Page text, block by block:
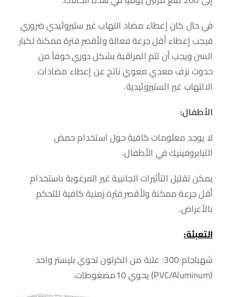
في حال كان إعطاء مضاد التهاب غير ستيروئيدي ضروري
فيجب إعطاء أقل جرعة فعالة ولأقصر فترة ممكنة لكبار
السن ويجب أن تتم المراقبة بشكل دوري خوفاً من
حدوث نزف معدي معوي ناتج عن إعطاء مضادات
الالتهاب غير الستيروئيدية.
الأطفال:
لا يوجد معلومات كافية حول استخدام حمض
التيابروفينيك في الأطفال.
يمكن تقليل التأثيرات الجانبية غير المرغوبة باستخدام
أقل جرعة ممكنة ولأقصر فترة زمنية كافية للتحكم
بالأعراض.
التعبئة:
شهباجام 300: علبة من الكرتون تحوي بليستر واحد
(PVC/Aluminum) يحوي 10مضغوطات.